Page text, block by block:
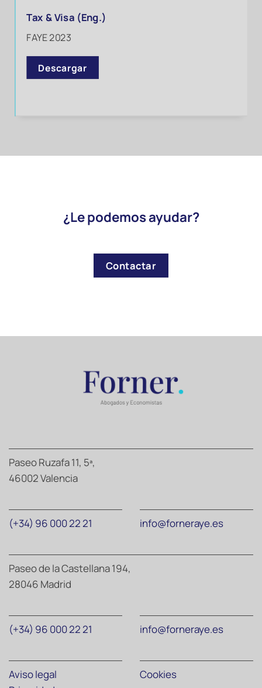
Tax & Visa (Eng.)
FAYE 2023
Descargar
¿Le podemos ayudar?
Contactar
Paseo Ruzafa 11, 5ª,
46002 Valencia
(+34) 96 000 22 21 info@forneraye.es
Paseo de la Castellana 194,
28046 Madrid
(+34) 96 000 22 21 info@forneraye.es
Aviso legal
Cookies